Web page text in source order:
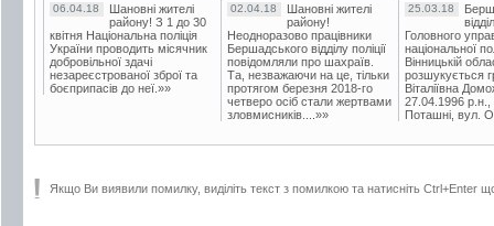
06.04.18
Шановні жителі
району! З 1 до 30
квітня Національна поліція
України проводить місячник
добровільної здачі
незареєстрованої зброї та
боєприпасів до неї.»»
02.04.18
Шановні жителі
району!
Неодноразово працівники
Бершадського відділу поліції
повідомляли про шахраїв.
Та, незважаючи на це, тільки
протягом березня 2018-го
четверо осіб стали жертвами
зловмисників....»»
25.03.18
Головного
національної
Вінницькій
розшукується
Віталіївна
27.04.1996 р.н.,
Поташні, вул.
Якщо Ви виявили помилку, виділіть текст з помилкою та натисніть Ctrl+Enter